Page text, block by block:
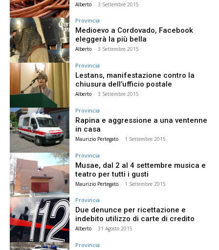
Alberto - 3 Settembre 2015
Provincia
Medioevo a Cordovado, Facebook
eleggerà la più bella
Alberto - 3 Settembre 2015
Provincia
Lestans, manifestazione contro la
chiusura dell’ufficio postale
Alberto - 3 Settembre 2015
Provincia
Rapina e aggressione a una ventenne
in casa
Maurizio Pertegato - 1 Settembre 2015
Provincia
Musae, dal 2 al 4 settembre musica e
teatro per tutti i gusti
Maurizio Pertegato - 1 Settembre 2015
Provincia
Due denunce per ricettazione e
indebito utilizzo di carte di credito
Alberto - 31 Agosto 2015
Provincia